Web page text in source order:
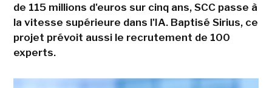
de 115 millions d'euros sur cinq ans, SCC passe à
la vitesse supérieure dans l'IA. Baptisé Sirius, ce
projet prévoit aussi le recrutement de 100
experts.